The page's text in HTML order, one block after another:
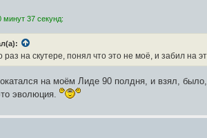
минут 37 секунд:
раз на скутере, понял что это не моё, и забил на
на моём Лиде 90 полдня, и взял,
эволюция.